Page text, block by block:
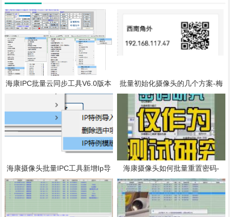
海康IPC批量云同步工具V6.0版本
批量初始化摄像头的几个方案-梅
南IPC方案
海康摄像头批量IPC工具新增Ip导
入功能
海康摄像头如何批量重置密码-